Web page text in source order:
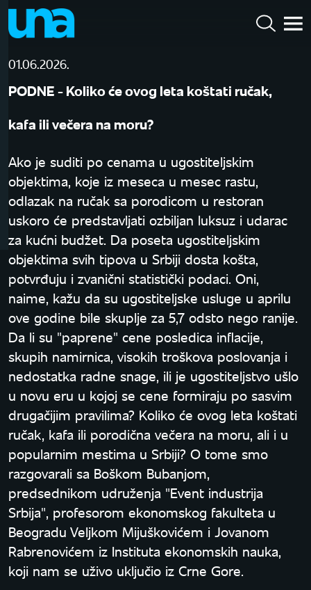
01.06.2026.
PODNE - Koliko će ovog leta koštati ručak,
kafa ili večera na moru?
Ako je suditi po cenama u ugostiteljskim
objektima, koje iz meseca u mesec rastu,
odlazak na ručak sa porodicom u restoran
uskoro će predstavljati ozbiljan luksuz i udarac
za kućni budžet. Da poseta ugostiteljskim
objektima svih tipova u Srbiji dosta košta,
potvrđuju i zvanični statistički podaci. Oni,
naime, kažu da su ugostiteljske usluge u aprilu
ove godine bile skuplje za 5,7 odsto nego ranije.
Da li su "paprene" cene posledica inflacije,
skupih namirnica, visokih troškova poslovanja i
nedostatka radne snage, ili je ugostiteljstvo ušlo
u novu eru u kojoj se cene formiraju po sasvim
drugačijim pravilima? Koliko će ovog leta koštati
ručak, kafa ili porodična večera na moru, ali i u
popularnim mestima u Srbiji? O tome smo
razgovarali sa Boškom Bubanjom,
predsednikom udruženja "Event industrija
Srbija", profesorom ekonomskog fakulteta u
Beogradu Veljkom Mijuškovićem i Jovanom
Rabrenovićem iz Instituta ekonomskih nauka,
koji nam se uživo uključio iz Crne Gore.